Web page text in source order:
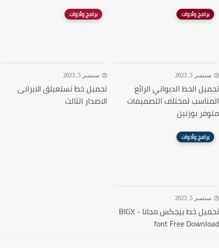
برامج وأدوات
5, 2023
الخط الديواني الرائع
لمختلف التصميمات
بوزنين
برامج وأدوات
سبتمبر 5, 2023
تحميل خط نستعيلق الايرانى
الاصدار الثالث
برامج وأدوات
5, 2023
تحميل خط بيجكس مجانا - BIGX
font Free